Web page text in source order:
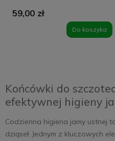
Black
59,00 zł
Do koszyka
Końcówki do
efektywnej higieny
Codzienna higiena jamy ustnej
dziąseł. Jednym z kluczowych